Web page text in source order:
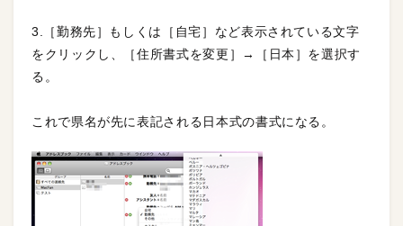
3.［勤務先］もしくは［自宅］など表示されている文字
をクリックし、［住所書式を変更］→［日本］を選択す
る。
これで県名が先に表記される日本式の書式になる。